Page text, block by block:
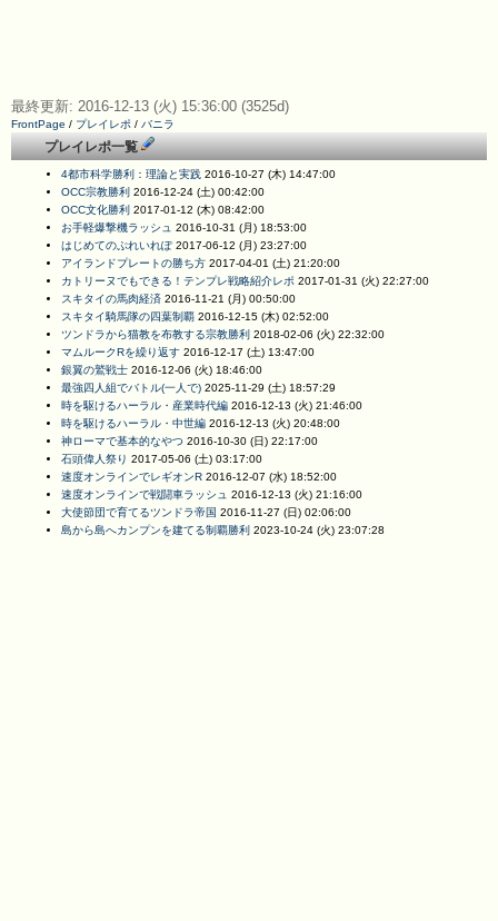
最終更新: 2016-12-13 (火) 15:36:00 (3525d)
FrontPage / プレイレポ / バニラ
プレイレポ一覧
4都市科学勝利：理論と実践 2016-10-27 (木) 14:47:00
OCC宗教勝利 2016-12-24 (土) 00:42:00
OCC文化勝利 2017-01-12 (木) 08:42:00
お手軽爆撃機ラッシュ 2016-10-31 (月) 18:53:00
はじめてのぷれいれぽ 2017-06-12 (月) 23:27:00
アイランドプレートの勝ち方 2017-04-01 (土) 21:20:00
カトリーヌでもできる！テンプレ戦略紹介レポ 2017-01-31 (火) 22:27:00
スキタイの馬肉経済 2016-11-21 (月) 00:50:00
スキタイ騎馬隊の四葉制覇 2016-12-15 (木) 02:52:00
ツンドラから猫教を布教する宗教勝利 2018-02-06 (火) 22:32:00
マムルークRを繰り返す 2016-12-17 (土) 13:47:00
銀翼の鷲戦士 2016-12-06 (火) 18:46:00
最強四人組でバトル(一人で) 2025-11-29 (土) 18:57:29
時を駆けるハーラル・産業時代編 2016-12-13 (火) 21:46:00
時を駆けるハーラル・中世編 2016-12-13 (火) 20:48:00
神ローマで基本的なやつ 2016-10-30 (日) 22:17:00
石頭偉人祭り 2017-05-06 (土) 03:17:00
速度オンラインでレギオンR 2016-12-07 (水) 18:52:00
速度オンラインで戦闘車ラッシュ 2016-12-13 (火) 21:16:00
大使節団で育てるツンドラ帝国 2016-11-27 (日) 02:06:00
島から島へカンプンを建てる制覇勝利 2023-10-24 (火) 23:07:28